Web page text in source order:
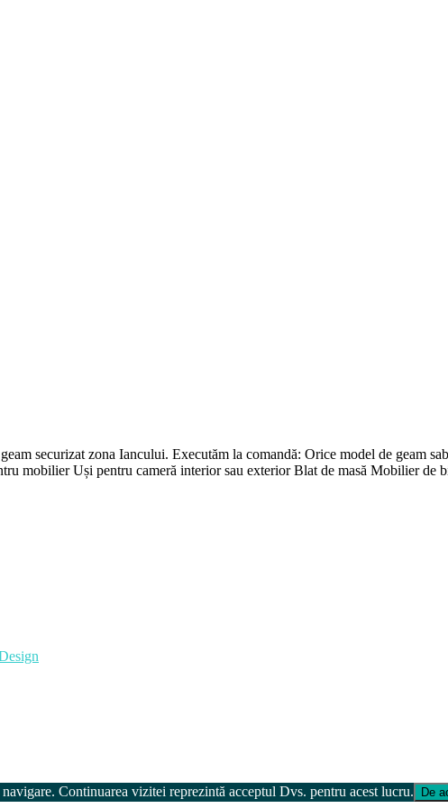
securizat zona Iancului. Executăm la comandă: Orice model de geam
mobilier Uși pentru cameră interior sau exterior Blat de masă Mobilier
Continuarea vizitei reprezintă acceptul Dvs. pentru acest lucru.
De